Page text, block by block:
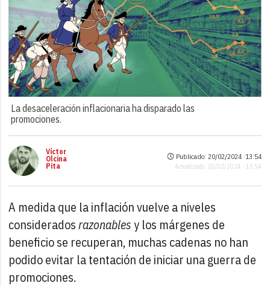
La desaceleración inflacionaria ha disparado las
promociones.
Víctor
Olcina
Pita
Publicado: 20/02/2024 ·13:54
Actualizado: 20/02/2024 · 13:54
A medida que la inflación vuelve a niveles
consideradosrazonablesy los márgenes de
beneficio se recuperan, muchas cadenas no han
podido evitar la tentación de iniciar una guerra de
promociones.